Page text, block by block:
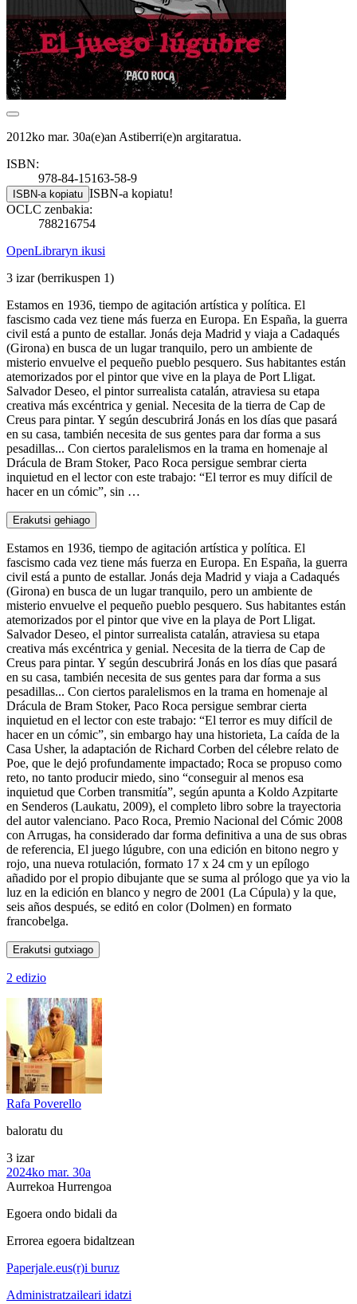
2012ko mar. 30a(e)an Astiberri(e)n argitaratua.
ISBN:
978-84-15163-58-9
ISBN-a kopiatu ISBN-a kopiatu!
OCLC zenbakia:
788216754
OpenLibraryn ikusi
3 izar(berrikuspen 1)
Estamos en 1936, tiempo de agitación artística y política. El
fascismo cada vez tiene más fuerza en Europa. En España, la guerra
civil está a punto de estallar. Jonás deja Madrid y viaja a Cadaqués
(Girona) en busca de un lugar tranquilo, pero un ambiente de
misterio envuelve el pequeño pueblo pesquero. Sus habitantes están
atemorizados por el pintor que vive en la playa de Port Lligat.
Salvador Deseo, el pintor surrealista catalán, atraviesa su etapa
creativa más excéntrica y genial. Necesita de la tierra de Cap de
Creus para pintar. Y según descubrirá Jonás en los días que pasará
en su casa, también necesita de sus gentes para dar forma a sus
pesadillas... Con ciertos paralelismos en la trama en homenaje al
Drácula de Bram Stoker, Paco Roca persigue sembrar cierta
inquietud en el lector con este trabajo: “El terror es muy difícil de
hacer en un cómic”, sin …
Erakutsi gehiago
Estamos en 1936, tiempo de agitación artística y política. El
fascismo cada vez tiene más fuerza en Europa. En España, la guerra
civil está a punto de estallar. Jonás deja Madrid y viaja a Cadaqués
(Girona) en busca de un lugar tranquilo, pero un ambiente de
misterio envuelve el pequeño pueblo pesquero. Sus habitantes están
atemorizados por el pintor que vive en la playa de Port Lligat.
Salvador Deseo, el pintor surrealista catalán, atraviesa su etapa
creativa más excéntrica y genial. Necesita de la tierra de Cap de
Creus para pintar. Y según descubrirá Jonás en los días que pasará
en su casa, también necesita de sus gentes para dar forma a sus
pesadillas... Con ciertos paralelismos en la trama en homenaje al
Drácula de Bram Stoker, Paco Roca persigue sembrar cierta
inquietud en el lector con este trabajo: “El terror es muy difícil de
hacer en un cómic”, sin embargo hay una historieta, La caída de la
Casa Usher, la adaptación de Richard Corben del célebre relato de
Poe, que le dejó profundamente impactado; Roca se propuso como
reto, no tanto producir miedo, sino “conseguir al menos esa
inquietud que Corben transmitía”, según apunta a Koldo Azpitarte
en Senderos (Laukatu, 2009), el completo libro sobre la trayectoria
del autor valenciano. Paco Roca, Premio Nacional del Cómic 2008
con Arrugas, ha considerado dar forma definitiva a una de sus obras
de referencia, El juego lúgubre, con una edición en bitono negro y
rojo, una nueva rotulación, formato 17 x 24 cm y un epílogo
añadido por el propio dibujante que se suma al prólogo que ya vio la
luz en la edición en blanco y negro de 2001 (La Cúpula) y la que,
seis años después, se editó en color (Dolmen) en formato
francobelga.
Erakutsi gutxiago
2 edizio
Rafa Poverello
baloratu du
3 izar
2024ko mar. 30a
Aurrekoa Hurrengoa
Egoera ondo bidali da
Errorea egoera bidaltzean
Paperjale.eus(r)i buruz
Administratzaileari idatzi